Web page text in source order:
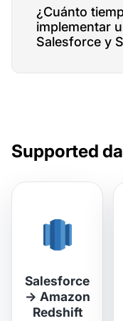
¿Cuánto
implementar
Salesforce y
Supported
Salesforce
→ Amazon
Redshift